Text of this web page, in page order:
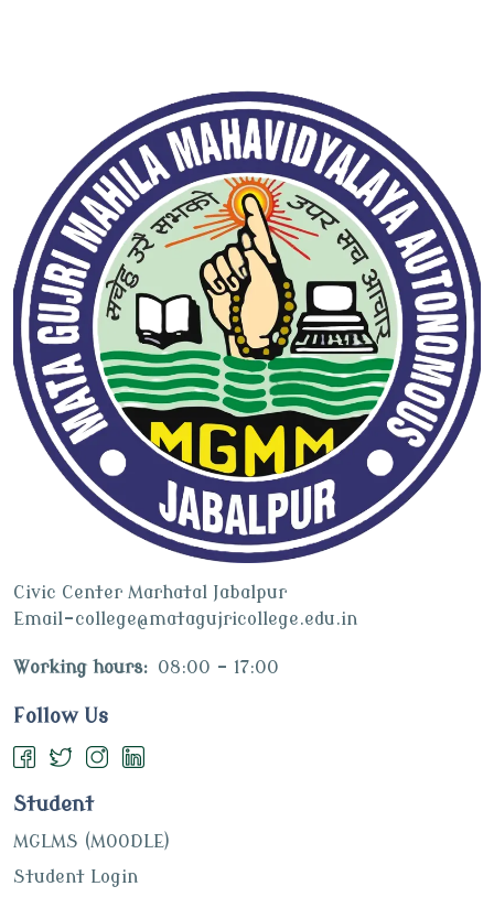
Civic Center Marhatal Jabalpur
Email-college@matagujricollege.edu.in
Working hours: 08:00 - 17:00
Follow Us
Student
MGLMS (MOODLE)
Student Login